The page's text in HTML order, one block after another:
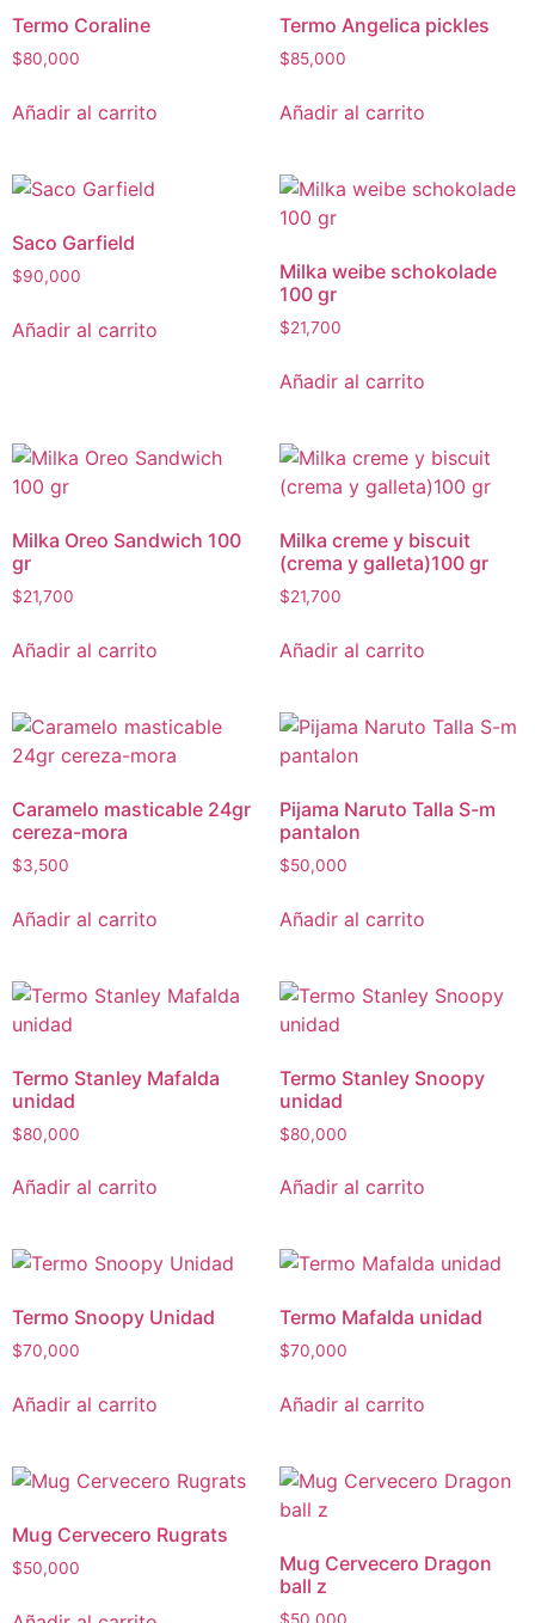
Termo Coraline
$80,000
Añadir al carrito
Termo Angelica pickles
$85,000
Añadir al carrito
Saco Garfield
$90,000
Añadir al carrito
Milka weibe schokolade
100 gr
$21,700
Añadir al carrito
Milka Oreo Sandwich 100
gr
$21,700
Añadir al carrito
Milka creme y biscuit
(crema y galleta)100 gr
$21,700
Añadir al carrito
Caramelo masticable 24gr
cereza-mora
$3,500
Añadir al carrito
Pijama Naruto Talla S-m
pantalon
$50,000
Añadir al carrito
Termo Stanley Mafalda
unidad
$80,000
Añadir al carrito
Termo Stanley Snoopy
unidad
$80,000
Añadir al carrito
Termo Snoopy Unidad
$70,000
Añadir al carrito
Termo Mafalda unidad
$70,000
Añadir al carrito
Mug Cervecero Rugrats
$50,000
Mug Cervecero Dragon
ball z